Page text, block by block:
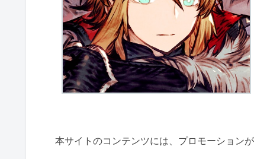
本サイトのコンテンツには、プロモーション